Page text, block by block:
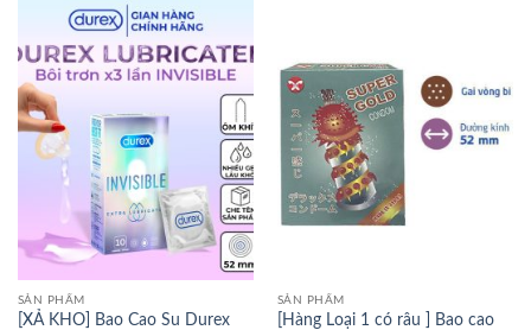
SẢN PHẨM
[XẢ KHO] Bao Cao Su Durex
SẢN PHẨM
[Hàng Loại 1 có râu ] Bao cao